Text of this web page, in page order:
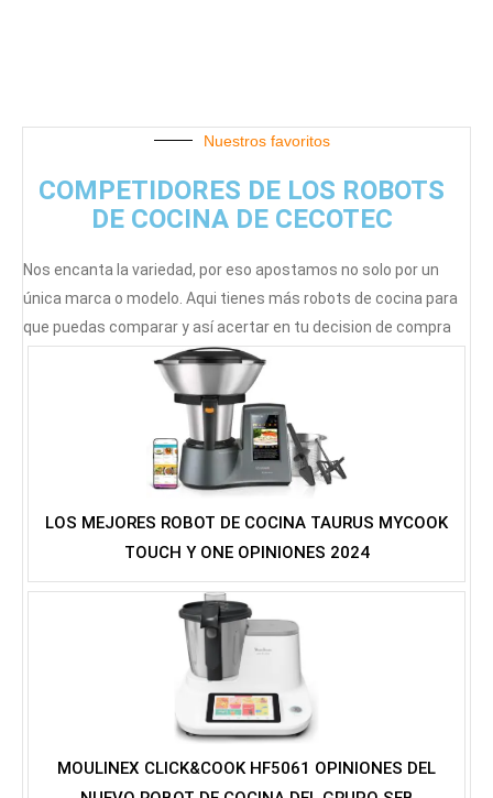
Nuestros favoritos
COMPETIDORES DE LOS ROBOTS
DE COCINA DE CECOTEC
Nos encanta la variedad, por eso apostamos no solo por un
única marca o modelo. Aqui tienes más robots de cocina para
que puedas comparar y así acertar en tu decision de compra
LOS MEJORES ROBOT DE COCINA TAURUS MYCOOK
TOUCH Y ONE OPINIONES 2024
MOULINEX CLICK&COOK HF5061 OPINIONES DEL